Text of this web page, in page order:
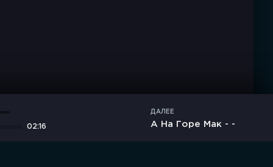
02:16
ДАЛЕЕ
А На Горе Мак - -